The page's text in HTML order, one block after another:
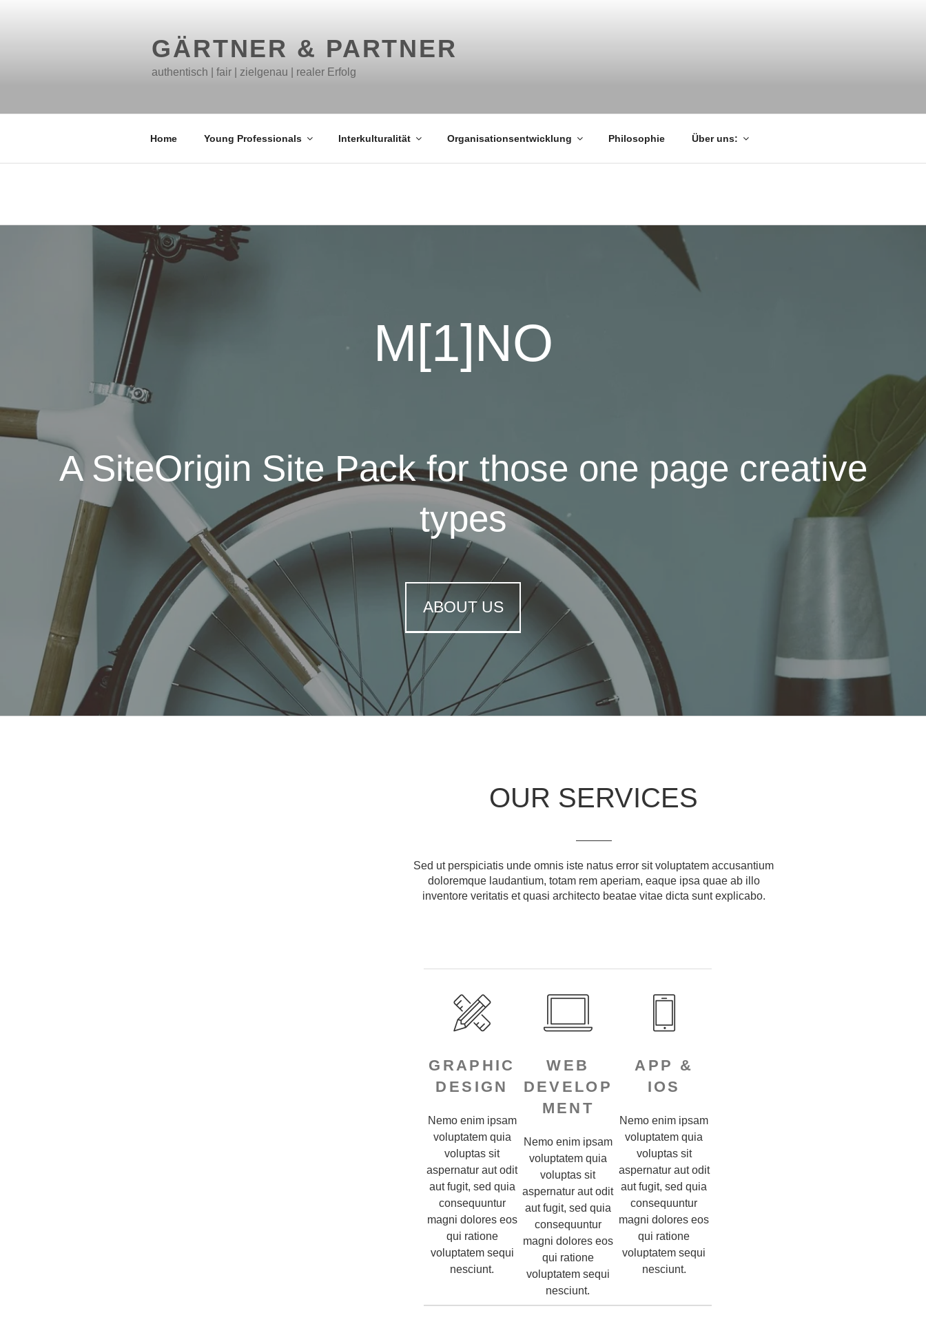
GÄRTNER & PARTNER
authentisch | fair | zielgenau | realer Erfolg
Home Young Professionals Interkulturalität Organisationsentwicklung Philosophie Über uns:
FAMILYHOUSING – GEMEINSAM
GEGEN-RASSISMUS2
M[1]NO
A SiteOrigin Site Pack for those one page creative
types
ABOUT US
OUR SERVICES
Sed ut perspiciatis unde omnis iste natus error sit voluptatem accusantium
doloremque laudantium, totam rem aperiam, eaque ipsa quae ab illo
inventore veritatis et quasi architecto beatae vitae dicta sunt explicabo.
GRAPHIC
DESIGN
Nemo enim ipsam
voluptatem quia
voluptas sit
aspernatur aut odit
aut fugit, sed quia
consequuntur
magni dolores eos
qui ratione
voluptatem sequi
nesciunt.
WEB
DEVELOP
MENT
Nemo enim ipsam
voluptatem quia
voluptas sit
aspernatur aut odit
aut fugit, sed quia
consequuntur
magni dolores eos
qui ratione
voluptatem sequi
nesciunt.
APP &
IOS
Nemo enim ipsam
voluptatem quia
voluptas sit
aspernatur aut odit
aut fugit, sed quia
consequuntur
magni dolores eos
qui ratione
voluptatem sequi
nesciunt.